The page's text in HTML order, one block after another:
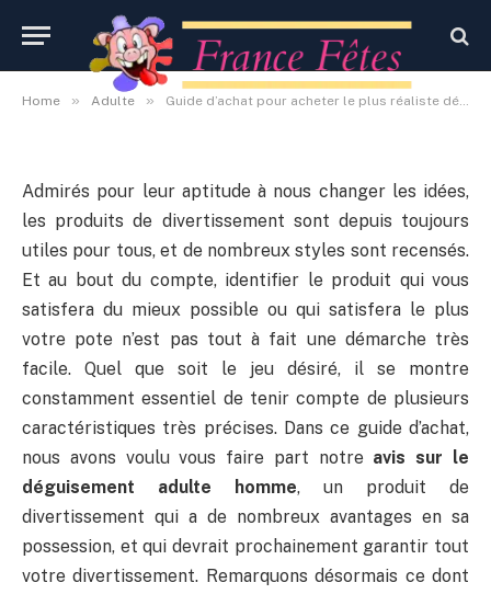
Home » Adulte » Guide d’achat pour acheter le plus réaliste déguisement adulte homme
By Administrateur
19 octobre 2020
Aucun commentaire
Admirés pour leur aptitude à nous changer les idées,
les produits de divertissement sont depuis toujours
utiles pour tous, et de nombreux styles sont recensés.
Et au bout du compte, identifier le produit qui vous
satisfera du mieux possible ou qui satisfera le plus
votre pote n’est pas tout à fait une démarche très
facile. Quel que soit le jeu désiré, il se montre
constamment essentiel de tenir compte de plusieurs
caractéristiques très précises. Dans ce guide d’achat,
nous avons voulu vous faire part notre avis sur le
déguisement adulte homme, un produit de
divertissement qui a de nombreux avantages en sa
possession, et qui devrait prochainement garantir tout
votre divertissement. Remarquons désormais ce dont